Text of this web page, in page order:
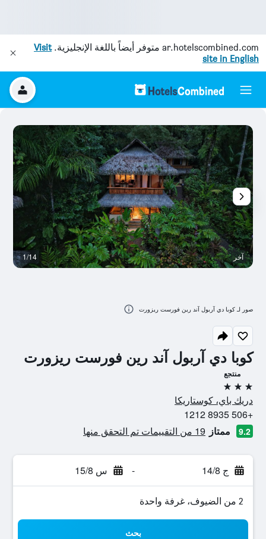
ar.hotelscombined.com متوفر أيضاً باللغة الإنجليزية.Visit
site in English
كوبا دي آربول آند رين فورست ريزورت
منتجع
3 نجوم
دريك باي، كوستاريكا
+506 8935 1212
9.2 ممتاز 19 من التقييمات تم التحقق منها
ج 14/8 - س 15/8
2 من الضيوف، غرفة واحدة
بحث
آخر 1/14
صور لـ كوبا دي آربول آند رين فورست ريزورت